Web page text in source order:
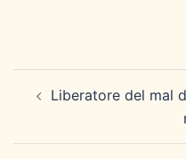
articolo
Liberatore del mal